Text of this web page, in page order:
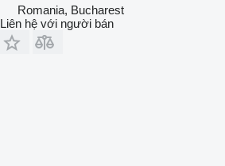
Romania, Bucharest
Liên hệ với người bán